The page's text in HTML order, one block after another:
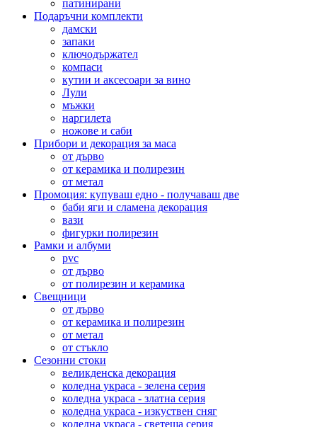
патинирани
Подаръчни комплекти
дамски
запаки
ключодържател
компаси
кутии и аксесоари за вино
Лули
мъжки
наргилета
ножове и саби
Прибори и декорация за маса
от дърво
от керамика и полирезин
от метал
Промоция: купуваш едно - получаваш две
баби яги и сламена декорация
вази
фигурки полирезин
Рамки и албуми
pvc
от дърво
от полирезин и керамика
Свещници
от дърво
от керамика и полирезин
от метал
от стъкло
Сезонни стоки
великденска декорация
коледна украса - зелена серия
коледна украса - златна серия
коледна украса - изкуствен сняг
коледна украса - светеща серия